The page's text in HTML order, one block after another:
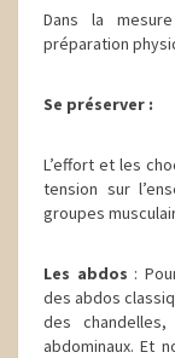
Dans la
préparation
Se préserver :
L’effort et les
tension sur
groupes
Les abdos :
des abdos
des
abdominaux. Et